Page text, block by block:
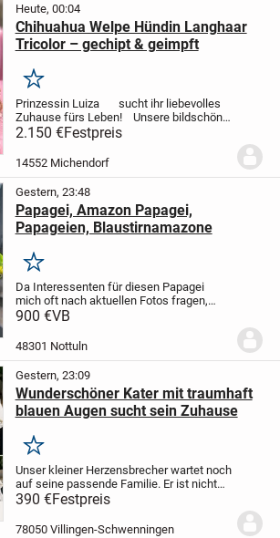
Heute, 00:04
Chihuahua Welpe Hündin Langhaar
Tricolor – gechipt & geimpft
Merken
Prinzessin Luiza sucht ihr liebevolles
Zuhause fürs Leben!
Unsere bildschöne,
reinrassige Chihuahua-Hündin Luiza in der
wunderschönen Zeichnung Tricolor sucht
ab Ende September / Anfang...
2.150 €Festpreis
14552 Michendorf
Gestern, 23:48
Papagei, Amazon Papagei,
Papageien, Blaustirnamazone
Merken
Da Interessenten für diesen Papagei
mich oft nach aktuellen Fotos fragen,
teile ich hier Bilder, die heute, am 14. Juni
PREISE GEÄNDERT JETZT 700€
900 €VB
48301 Nottuln
Gestern, 23:09
Wunderschöner Kater mit traumhaft
blauen Augen sucht sein Zuhause
Merken
Unser kleiner Herzensbrecher wartet noch
auf seine passende Familie. Er ist nicht
nur wunderschön, sondern auch
verschmust, verspielt, neugierig und
bestens sozialisiert. Er wächst liebevoll
390 €Festpreis
78050 Villingen-Schwenningen